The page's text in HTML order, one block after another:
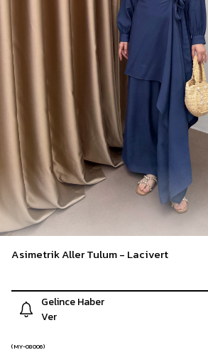
Asimetrik Aller Tulum - Lacivert
Gelince Haber
Ver
(MY-08006)